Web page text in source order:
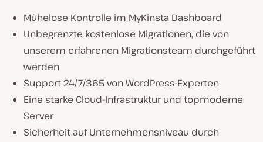
Mühelose Kontrolle im MyKinsta Dashboard
Unbegrenzte kostenlose Migrationen, die von
unserem erfahrenen Migrationsteam durchgeführt
werden
Support 24/7/365 von WordPress-Experten
Eine starke Cloud-Infrastruktur und topmoderne
Server
Sicherheit auf Unternehmensniveau durch